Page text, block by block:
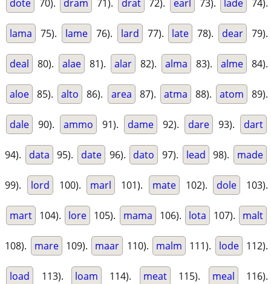
dote 70). dram 71). drat 72). earl 73). lade 74).
lama 75). lame 76). lard 77). late 78). dear 79).
deal 80). alae 81). alar 82). alma 83). alme 84).
aloe 85). alto 86). area 87). atma 88). atom 89).
dale 90). ammo 91). dame 92). dare 93). dart
94). data 95). date 96). dato 97). lead 98). made
99). lord 100). marl 101). mate 102). dole 103).
mart 104). lore 105). mama 106). lota 107). malt
108). mare 109). maar 110). malm 111). lode 112).
load 113). loam 114). meat 115). meal 116).